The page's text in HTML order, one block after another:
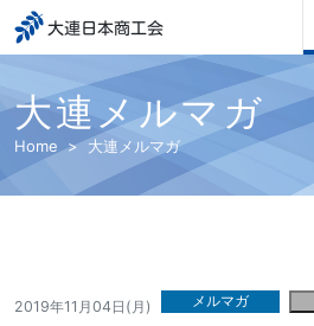
大連日本商工会
大連メルマガ
Home 大連メルマガ
2019年11月04日(月) メルマガ